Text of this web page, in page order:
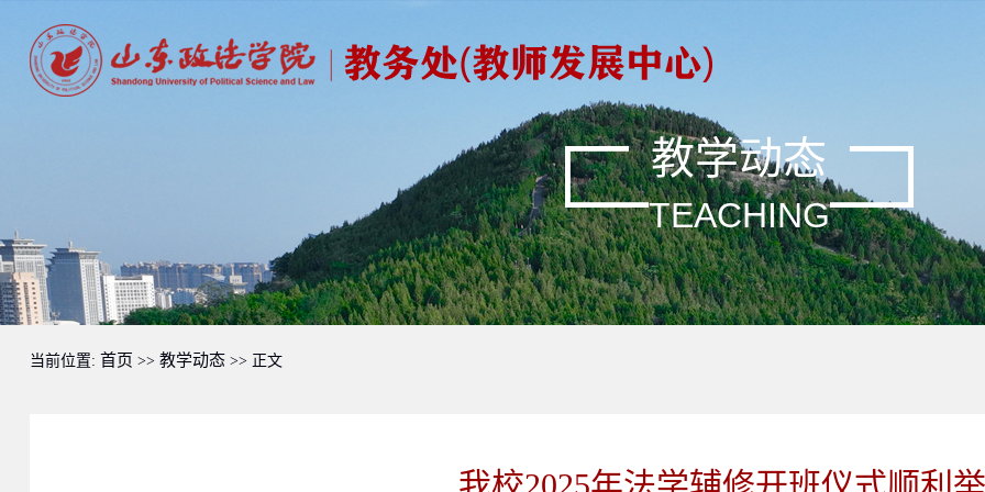
教学动态
TEACHING
当前位置: 首页 >> 教学动态 >> 正文